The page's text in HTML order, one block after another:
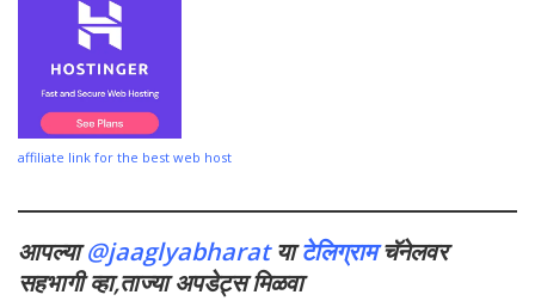
affiliate link for the best web host
आपल्या@jaaglyabharatयाटेलिग्रामचॅनेलवर
सहभागी व्हा,ताज्या अपडेट्स मिळवा